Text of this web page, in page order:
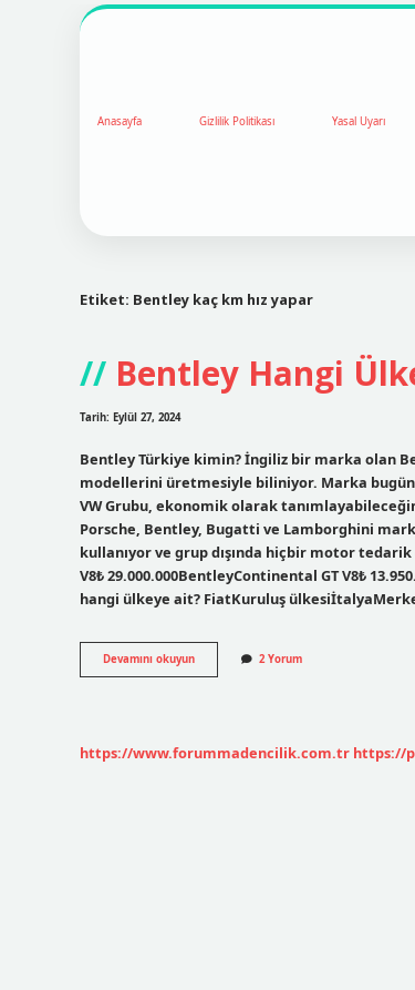
Anasayfa Gizlilik Politikası Yasal Uyarı
Etiket: Bentley kaç km hız yapar
Bentley Hangi
Tarih: Eylül 27, 2024
Bentley Türkiye kimin? İngiliz bir marka olan
modellerini üretmesiyle biliniyor. Marka
VW Grubu, ekonomik olarak
Porsche, Bentley, Bugatti ve Lamborghini
kullanıyor ve grup dışında hiçbir motor
V8₺ 29.000.000BentleyContinental GT V8₺
hangi ülkeye ait? FiatKuruluş
Devamını okuyunBentley
Hangi
2 Yorum
https://www.forummadencilik.com.tr https://